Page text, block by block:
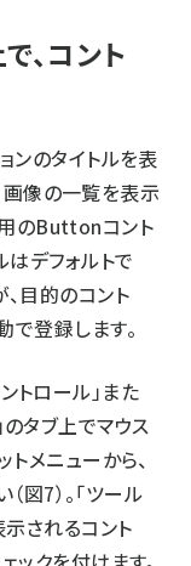
、コント
ンのタイトルを表
像の一覧を表示
のButtonコント
デフォルトで
目的のコント
登録します。
トロール」また
タブ上でマウス
メニューから、
図7）。「ツール
示されるコント